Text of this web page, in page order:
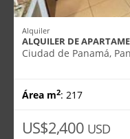
Alquiler
ALQUILER DE
Ciudad de Panamá,
Área m2: 217
US$2,400 USD